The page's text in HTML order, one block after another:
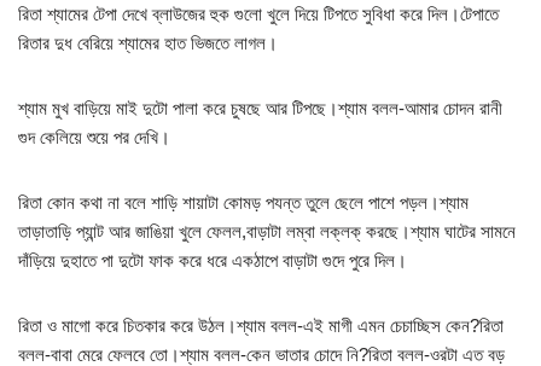
রিতা শ্যামের টেপা দেখে ব্লাউজের হুক গুলো খুলে দিয়ে টিপতে সুবিধা করে দিল।টেপাতে
রিতার দুধ বেরিয়ে শ্যামের হাত ভিজতে লাগল।
শ্যাম মুখ বাড়িয়ে মাই দুটো পালা করে চুষছে আর টিপছে।শ্যাম বলল-আমার চোদন রানী
গুদ কেলিয়ে শুয়ে পর দেখি।
রিতা কোন কথা না বলে শাড়ি শায়াটা কোমড় পযন্ত তুলে ছেলে পাশে পড়ল।শ্যাম
তাড়াতাড়ি প্যান্ট আর জাঙিয়া খুলে ফেলল,বাড়াটা লম্বা লক্‌লক্‌ করছে।শ্যাম ঘাটের সামনে
দাঁড়িয়ে দুহাতে পা দুটো ফাক করে ধরে একঠাপে বাড়াটা গুদে পুরে দিল।
রিতা ও মাগো করে চিতকার করে উঠল।শ্যাম বলল-এই মাগী এমন চেচাচ্ছিস কেন?রিতা
বলল-বাবা মেরে ফেলবে তো।শ্যাম বলল-কেন ভাতার চোদে নি?রিতা বলল-ওরটা এত বড়